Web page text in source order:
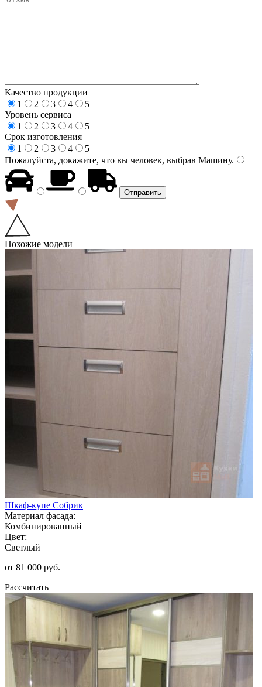
Качество продукции
1
2 3 4
5
Уровень сервиса
1
2 3 4
5
Срок изготовления
1
2 3 4
5
Пожалуйста, докажите, что вы человек, выбрав Машину.
Похожие модели
Шкаф-купе Собрик
Материал фасада:
Комбинированный
Цвет:
Светлый
от 81 000 руб.
Рассчитать